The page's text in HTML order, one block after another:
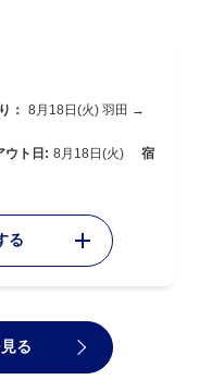
： 8月18日(火) 羽田 →
ウト日: 8月18日(火)
宿
る
る